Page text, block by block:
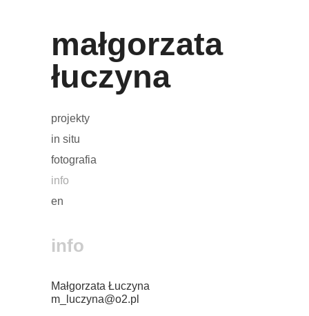
małgorzata
łuczyna
projekty
in situ
fotografia
info
en
info
Małgorzata Łuczyna
m_luczyna@o2.pl